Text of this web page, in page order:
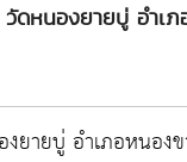
หนองยายบู่ อำเภ
ายบู่ อำเภอหนอง